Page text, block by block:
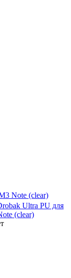
Note (clear)
Ultra PU для
(clear)